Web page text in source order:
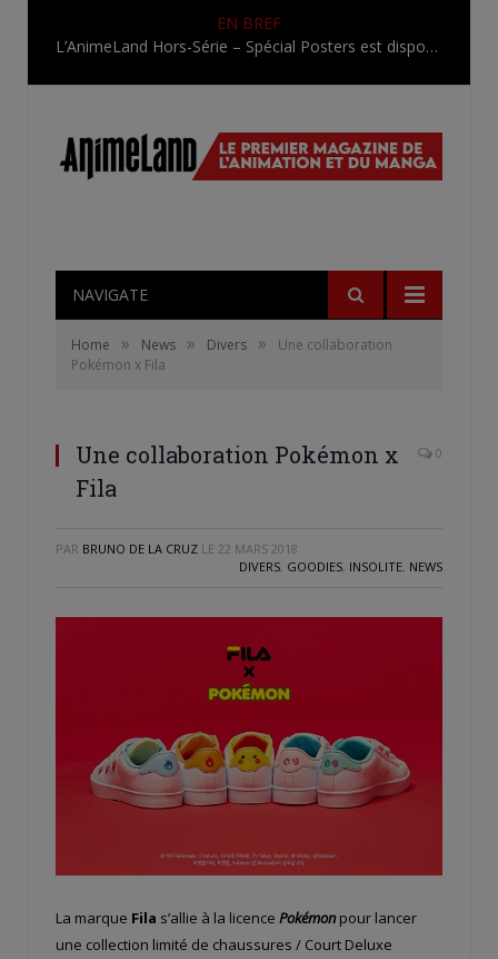
EN BREF
L’AnimeLand Hors-Série – Spécial Posters est disponible !
NAVIGATE
Home » News » Divers »
Une collaboration
Pokémon x Fila
Une collaboration Pokémon x
Fila
0
PAR BRUNO DE LA CRUZ LE 22 MARS 2018
DIVERS, GOODIES, INSOLITE, NEWS
La marque Fila s’allie à la licence Pokémon pour lancer
une collection limité de chaussures / Court Deluxe